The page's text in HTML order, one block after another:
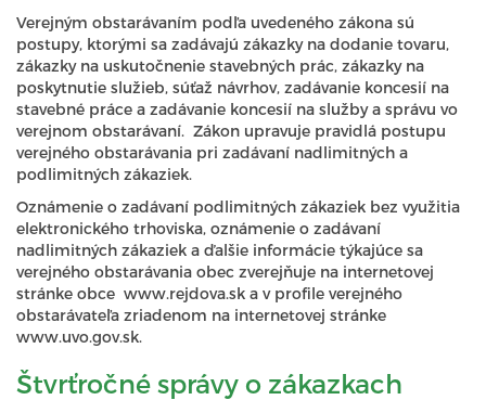
Verejným obstarávaním podľa uvedeného zákona sú
postupy, ktorými sa zadávajú zákazky na dodanie tovaru,
zákazky na uskutočnenie stavebných prác, zákazky na
poskytnutie služieb, súťaž návrhov, zadávanie koncesií na
stavebné práce a zadávanie koncesií na služby a správu vo
verejnom obstarávaní. Zákon upravuje pravidlá postupu
verejného obstarávania pri zadávaní nadlimitných a
podlimitných zákaziek.
Oznámenie o zadávaní podlimitných zákaziek bez využitia
elektronického trhoviska, oznámenie o zadávaní
nadlimitných zákaziek a ďalšie informácie týkajúce sa
verejného obstarávania obec zverejňuje na internetovej
stránke obce www.rejdova.sk a v profile verejného
obstarávateľa zriadenom na internetovej stránke
www.uvo.gov.sk.
Štvrťročné správy o zákazkach